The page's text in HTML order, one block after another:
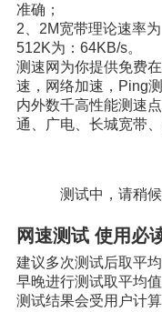
准确；
2、2M宽带理论速率
512K为：64KB/s。
测速网为你提供免费
速，网络加速，Ping
内外数千高性能测速
通、广电、长城宽带
测试中，请稍
网速测试 使用必
建议多次测试后取平
早晚进行测试取平均
测试结果会受用户计